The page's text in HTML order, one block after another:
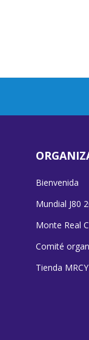
Bienvenida
Mundial J80
Monte Real
Comité
Tienda